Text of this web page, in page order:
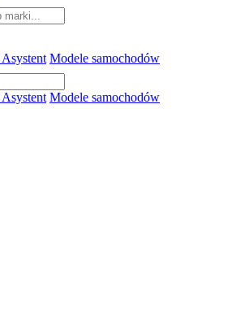
Modele samochodów
Modele samochodów